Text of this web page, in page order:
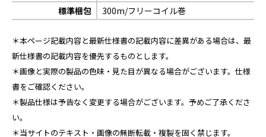
標準梱包
300m/フリーコイル巻
＊本ページ記載内容と最新仕様書の記載内容に差異がある場合は、最
新仕様書の記載内容を優先するものとします。
＊画像と実際の製品の色味・見た目が異なる場合がございます。仕様
書をご確認ください。
＊製品仕様は予告なく変更する場合がございます。予めご了承くださ
い。
＊当サイトのテキスト・画像の無断転載・複製を固く禁じます。